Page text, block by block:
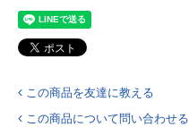
この商品を友達に教える
この商品について問い合わせる